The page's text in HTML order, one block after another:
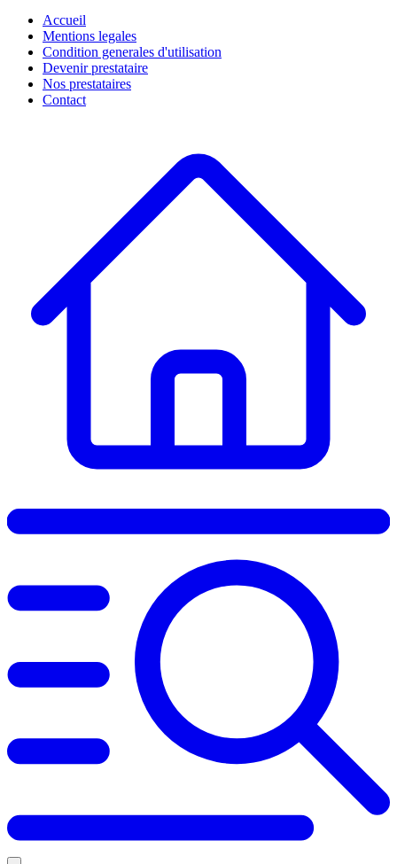
Accueil
Mentions legales
Condition generales d'utilisation
Devenir prestataire
Nos prestataires
Contact